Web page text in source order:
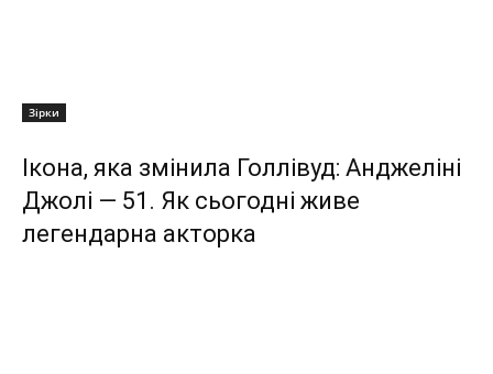
Зірки
Ікона, яка змінила Голлівуд: Анджеліні
Джолі — 51. Як сьогодні живе
легендарна акторка